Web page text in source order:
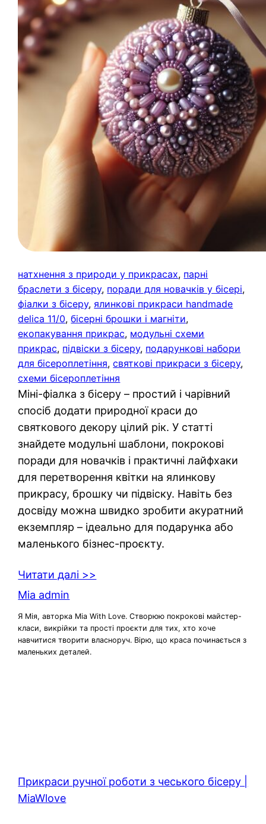
натхнення з природи у прикрасах, парні
браслети з бісеру, поради для новачків у бісері
фіалки з бісеру, ялинкові прикраси handmade
delica 11/0, бісерні брошки і магніти
екопакування прикрас, модульні схеми
прикрас, підвіски з бісеру, подарункові набори
для бісероплетіння, святкові прикраси з бісеру
схеми бісероплетіння
Міні-фіалка з бісеру – простий і чарівний
спосіб додати природної краси до
святкового декору цілий рік. У статті
знайдете модульні шаблони, покрокові
поради для новачків і практичні лайфхаки
для перетворення квітки на ялинкову
прикрасу, брошку чи підвіску. Навіть без
досвіду можна швидко зробити акуратний
екземпляр – ідеально для подарунка або
маленького бізнес-проєкту.
Читати далі >>
Mia admin
Я Мія, авторка Mia With Love. Створюю покрокові майстер-
класи, викрійки та прості проєкти для тих, хто хоче
навчитися творити власноруч. Вірю, що краса починається з
маленьких деталей.
Прикраси ручної роботи з чеського бісеру |
MiaWlove